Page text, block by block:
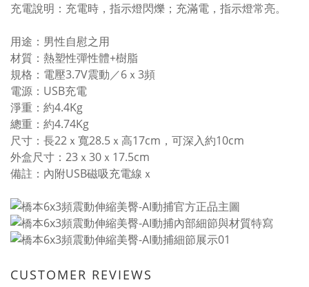
充電說明：充電時，指示燈閃爍；充滿電，指示燈常亮。
用途：男性自慰之用
材質：熱塑性彈性體+樹脂
規格：電壓3.7V震動／6ｘ3頻
電源：USB充電
淨重：約4.4Kg
總重：約4.74Kg
尺寸：長22ｘ寬28.5ｘ高17cm，可深入約10cm
外盒尺寸：23ｘ30ｘ17.5cm
備註：內附USB磁吸充電線ｘ
CUSTOMER REVIEWS